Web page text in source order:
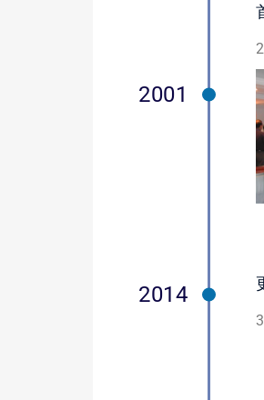
2001
2014